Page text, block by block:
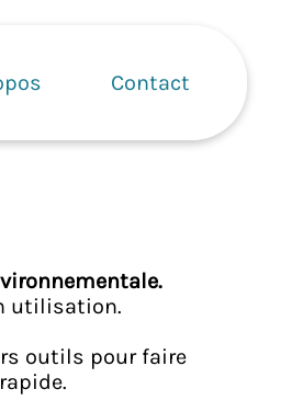
Contact
utilisation.
outils pour faire